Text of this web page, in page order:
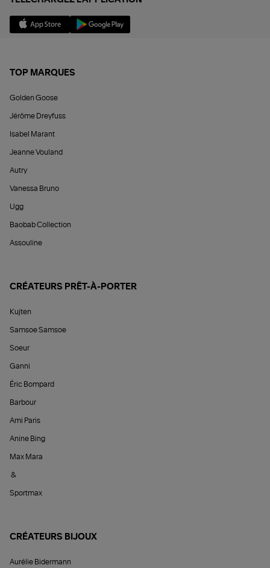
TOP MARQUES
Golden Goose
Jérôme Dreyfuss
Isabel Marant
Jeanne Vouland
Autry
Vanessa Bruno
Ugg
Baobab Collection
Assouline
CRÉATEURS PRÊT-À-PORTER
Kujten
Samsoe Samsoe
Soeur
Ganni
Éric Bompard
Barbour
Ami Paris
Anine Bing
Max Mara
&
Sportmax
CRÉATEURS BIJOUX
Aurélie Bidermann